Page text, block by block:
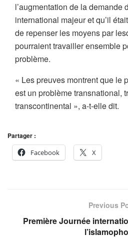
l’augmentation de la demande
international majeur et qu’il
de repenser les moyens par
pourraient travailler ensemble
problème.
« Les preuves montrent que le
est un problème transnational,
transcontinental », a-t-elle dit.
Partager :
Facebook
X
Previous
Première Journée